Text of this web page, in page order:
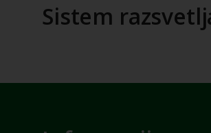
Sistem